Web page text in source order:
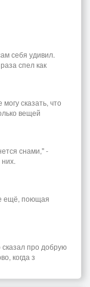
себя удивил.
спел как
сказать, что
вещей
снами," -
ещё, поющая
про добрую
когда з